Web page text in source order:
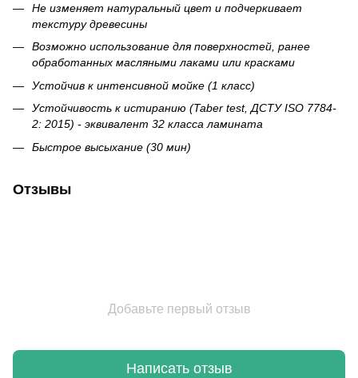
Не изменяет натуральный цвет и подчеркивает
текстуру древесины
Возможно использование для поверхностей, ранее
обработанных масляными лаками или красками
Устойчив к интенсивной мойке (1 класс)
Устойчивость к истиранию (Taber test, ДСТУ ISO 7784-
2: 2015) - эквивалент 32 класса ламината
Быстрое высыхание (30 мин)
Отзывы
Добавьте первый отзыв
Написать отзыв